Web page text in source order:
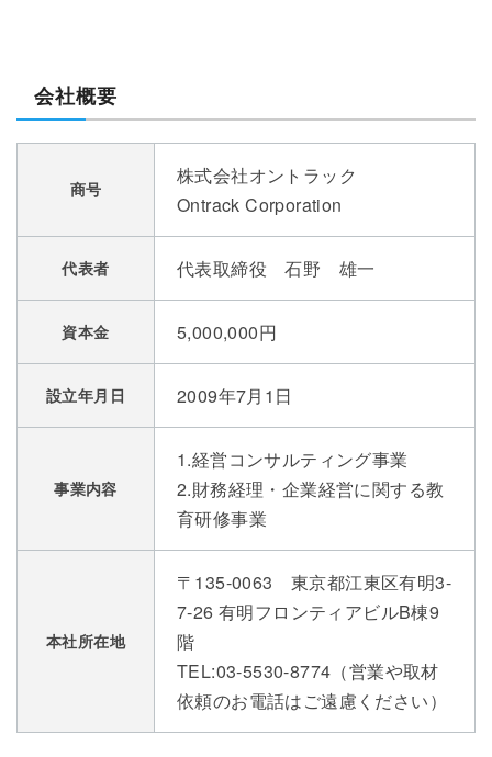
会社概要
商号
株式会社オントラック
Ontrack Corporation
代表者 代表取締役 石野 雄一
資本金 5,000,000円
設立年月日 2009年7月1日
事業内容
1.経営コンサルティング事業
2.財務経理・企業経営に関する教
育研修事業
本社所在地
〒135-0063 東京都江東区有明3-
7-26 有明フロンティアビルB棟9
階
TEL:03-5530-8774（営業や取材
依頼のお電話はご遠慮ください）